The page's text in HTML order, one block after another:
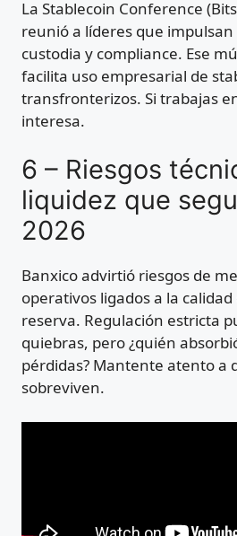
La Stablecoin Conference
reunió a líderes que impulsan
custodia y compliance. Ese
facilita uso empresarial de
transfronterizos. Si trabajas
interesa.
6 – Riesgos
liquidez que
2026
Banxico advirtió riesgos de
operativos ligados a la calidad
reserva. Regulación estricta
quiebras, pero ¿quién
pérdidas? Mantente atento a
sobreviven.